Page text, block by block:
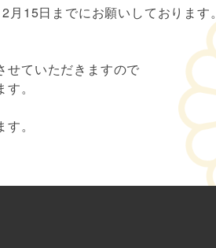
15日までにお願いしております。
せていただきますので
。
。